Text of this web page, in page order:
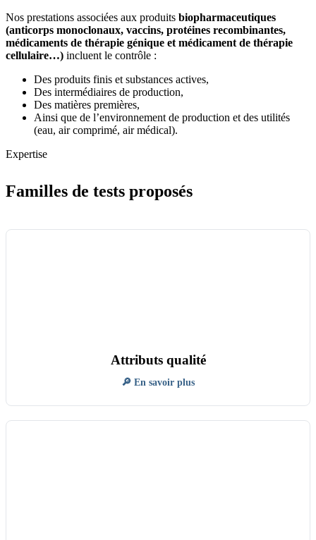
Nos prestations associées aux produits biopharmaceutiques
(anticorps monoclonaux, vaccins, protéines recombinantes,
médicaments de thérapie génique et médicament de thérapie
cellulaire…) incluent le contrôle :
Des produits finis et substances actives,
Des intermédiaires de production,
Des matières premières,
Ainsi que de l’environnement de production et des utilités
(eau, air comprimé, air médical).
Expertise
Familles de tests proposés
Attributs qualité
🔎 En savoir plus